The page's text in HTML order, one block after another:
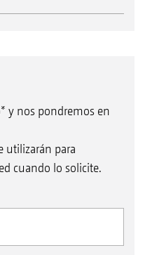
y nos pondremos en
utilizarán para
cuando lo solicite.